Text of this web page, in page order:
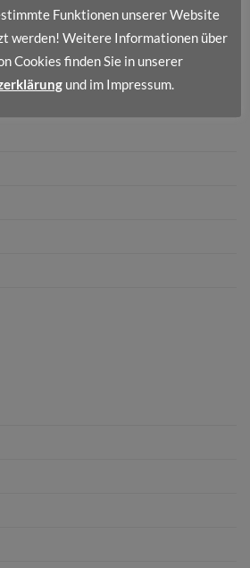
Funktionen unserer Website
werden! Weitere Informationen über
Cookies finden Sie in unserer
und im Impressum.